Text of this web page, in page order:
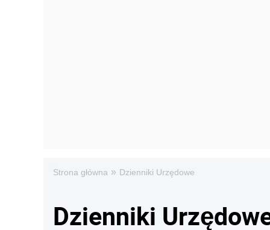
Strona główna » Dzienniki Urzędowe
Dzienniki